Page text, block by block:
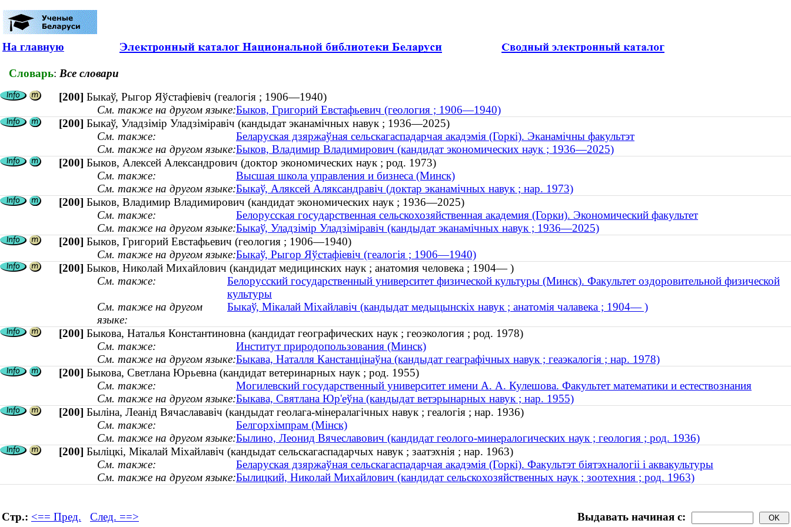
На главную
Словарь: Все словари
[200] Быкаў, Рыгор Яўстафіевіч (геалогія ; 1906—1940)
См. также на другом языке:Быков, Григорий Евстафьевич (геология ; 1906—1940)
[200] Быкаў, Уладзімір Уладзіміравіч (кандыдат эканамічных навук ; 1936—2025)
См. также:
Беларуская дзяржаўная сельскагаспадарчая акадэмія (Горкі). Эканамічны факультэт
См. также на другом языке:Быков, Владимир Владимирович (кандидат экономических наук ; 1936—2025)
[200] Быков, Алексей Александрович (доктор экономических наук ; род. 1973)
См. также:
Высшая школа управления и бизнеса (Минск)
См. также на другом языке:Быкаў, Аляксей Аляксандравіч (доктар эканамічных навук ; нар. 1973)
[200] Быков, Владимир Владимирович (кандидат экономических наук ; 1936—2025)
См. также:
Белорусская государственная сельскохозяйственная академия (Горки). Экономический факультет
См. также на другом языке:Быкаў, Уладзімір Уладзіміравіч (кандыдат эканамічных навук ; 1936—2025)
[200] Быков, Григорий Евстафьевич (геология ; 1906—1940)
См. также на другом языке:Быкаў, Рыгор Яўстафіевіч (геалогія ; 1906—1940)
[200] Быков, Николай Михайлович (кандидат медицинских наук ; анатомия человека ; 1904— )
См. также:
Белорусский государственный университет физической культуры (Минск). Факультет оздоровительной физической
культуры
См. также на другом
языке:
Быкаў, Мікалай Міхайлавіч (кандыдат медыцынскіх навук ; анатомія чалавека ; 1904— )
[200] Быкова, Наталья Константиновна (кандидат географических наук ; геоэкология ; род. 1978)
См. также:
Институт природопользования (Минск)
См. также на другом языке:Быкава, Наталля Канстанцінаўна (кандыдат геаграфічных навук ; геаэкалогія ; нар. 1978)
[200] Быкова, Светлана Юрьевна (кандидат ветеринарных наук ; род. 1955)
См. также:
Могилевский государственный университет имени А. А. Кулешова. Факультет математики и естествознания
См. также на другом языке:Быкава, Святлана Юр'еўна (кандыдат ветэрынарных навук ; нар. 1955)
[200] Быліна, Леанід Вячаслававіч (кандыдат геолага-мінералагічных навук ; геалогія ; нар. 1936)
См. также:
Белгорхімпрам (Мінск)
См. также на другом языке:Былино, Леонид Вячеславович (кандидат геолого-минералогических наук ; геология ; род. 1936)
[200] Быліцкі, Мікалай Міхайлавіч (кандыдат сельскагаспадарчых навук ; заатэхнія ; нар. 1963)
См. также:
Беларуская дзяржаўная сельскагаспадарчая акадэмія (Горкі). Факультэт біятэхналогіі і аквакультуры
См. также на другом языке:Былицкий, Николай Михайлович (кандидат сельскохозяйственных наук ; зоотехния ; род. 1963)
Стр.: <== Пред. След. ==> Выдавать начиная с: